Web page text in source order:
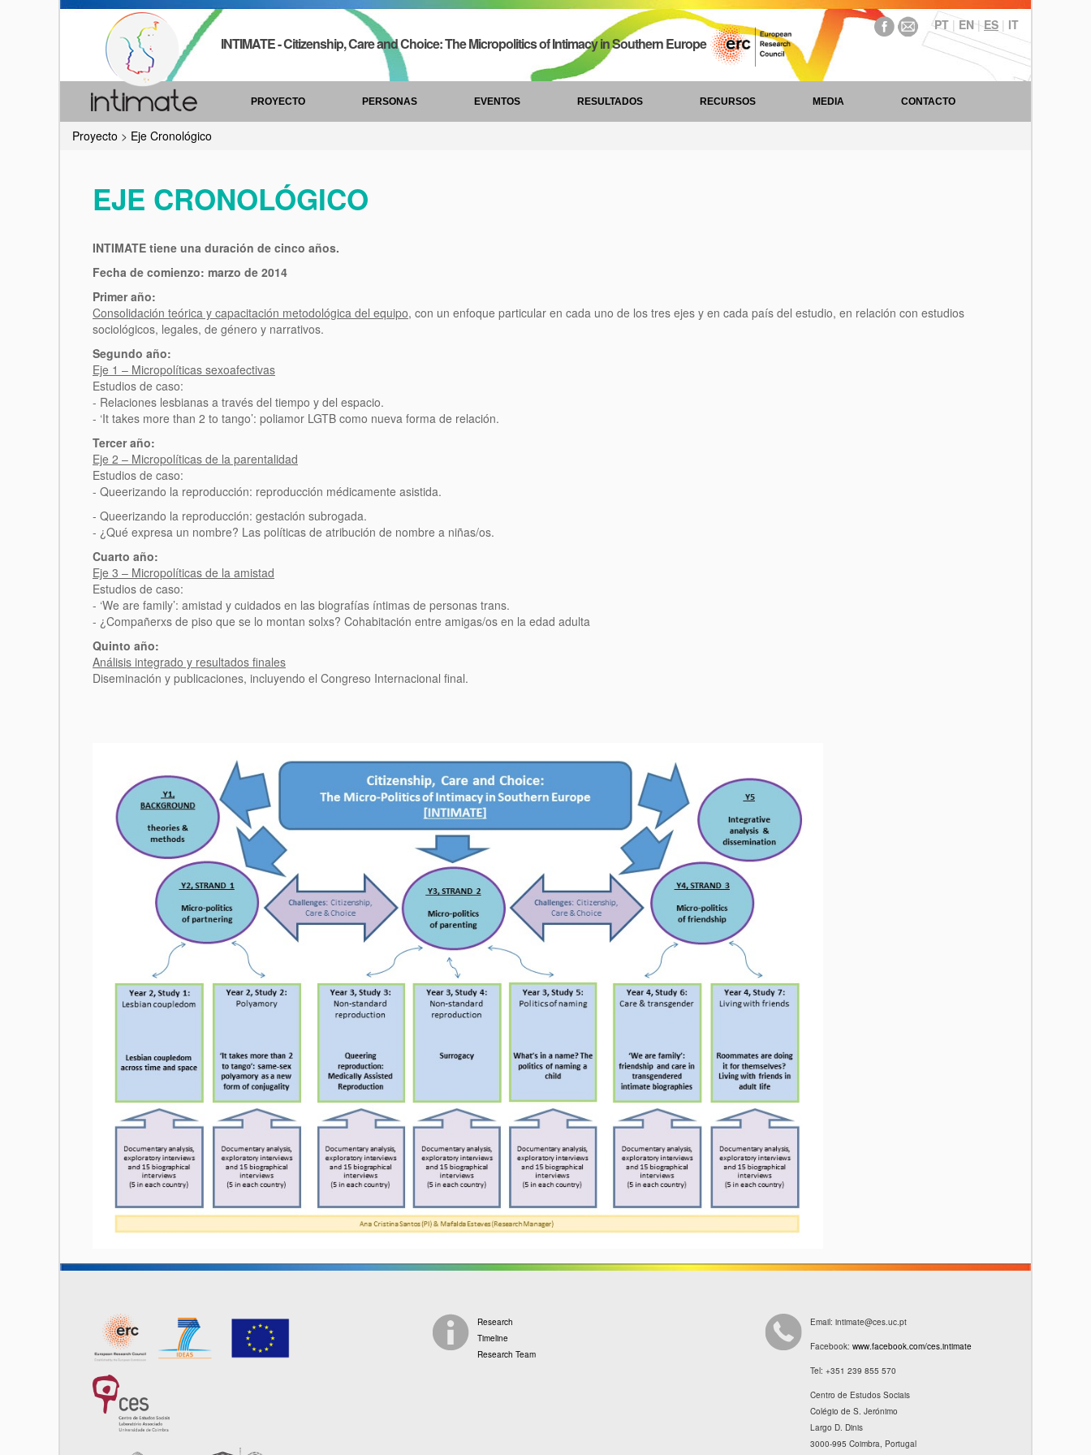
INTIMATE - Citizenship, Care and Choice: The Micropolitics of Intimacy in Southern Europe
PT | EN |ES | IT
PROYECTO PERSONAS EVENTOS RESULTADOS RECURSOS MEDIA CONTACTO
Proyecto > Eje Cronológico
EJE CRONOLÓGICO
INTIMATE tiene una duración de cinco años.
Fecha de comienzo: marzo de 2014
Primer año:
Consolidación teórica y capacitación metodológica del equipo, con un enfoque particular en cada uno de los tres ejes y en cada país del estudio, en relación con estudios
sociológicos, legales, de género y narrativos.
Segundo año:
Eje 1 – Micropolíticas sexoafectivas
Estudios de caso:
- Relaciones lesbianas a través del tiempo y del espacio.
- ‘It takes more than 2 to tango’: poliamor LGTB como nueva forma de relación.
Tercer año:
Eje 2 – Micropolíticas de la parentalidad
Estudios de caso:
- Queerizando la reproducción: reproducción médicamente asistida.
- Queerizando la reproducción: gestación subrogada.
- ¿Qué expresa un nombre? Las políticas de atribución de nombre a niñas/os.
Cuarto año:
Eje 3 – Micropolíticas de la amistad
Estudios de caso:
- ‘We are family’: amistad y cuidados en las biografías íntimas de personas trans.
- ¿Compañerxs de piso que se lo montan solxs? Cohabitación entre amigas/os en la edad adulta
Quinto año:
Análisis integrado y resultados finales
Diseminación y publicaciones, incluyendo el Congreso Internacional final.
Research
Timeline
Research Team
Email: intimate@ces.uc.pt
Facebook: www.facebook.com/ces.intimate
Tel: +351 239 855 570
Centro de Estudos Sociais
Colégio de S. Jerónimo
Largo D. Dinis
3000-995 Coimbra, Portugal